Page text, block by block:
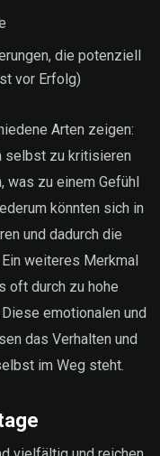
die potenziell
vor Erfolg)
Arten zeigen:
selbst zu kritisieren
was zu einem Gefühl
könnten sich in
und dadurch die
weiteres Merkmal
oft durch zu hohe
emotionalen und
das Verhalten und
im Weg steht.